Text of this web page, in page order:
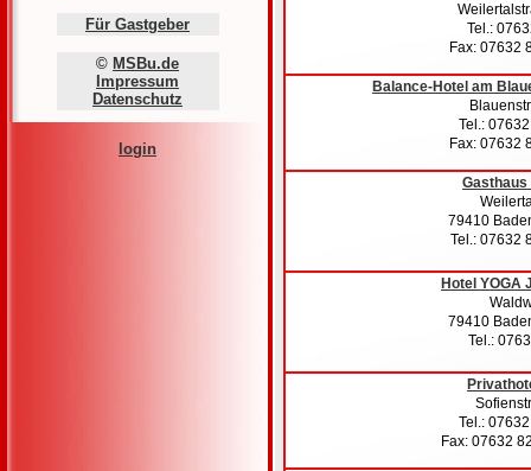
Für Gastgeber
© MSBu.de
Impressum
Datenschutz
login
Tel.:
Fax: 07632
Balance-Hotel am
Tel.:
Fax: 07632
Gasthaus
79410
Tel.: 07632
Hotel YOGA
79410
Tel.:
Tel.:
Fax: 07632